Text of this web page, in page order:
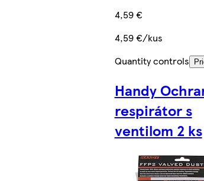
4,59 €
4,59 €/kus
Quantity controls
Handy
respirátor s
ventilom 2 ks